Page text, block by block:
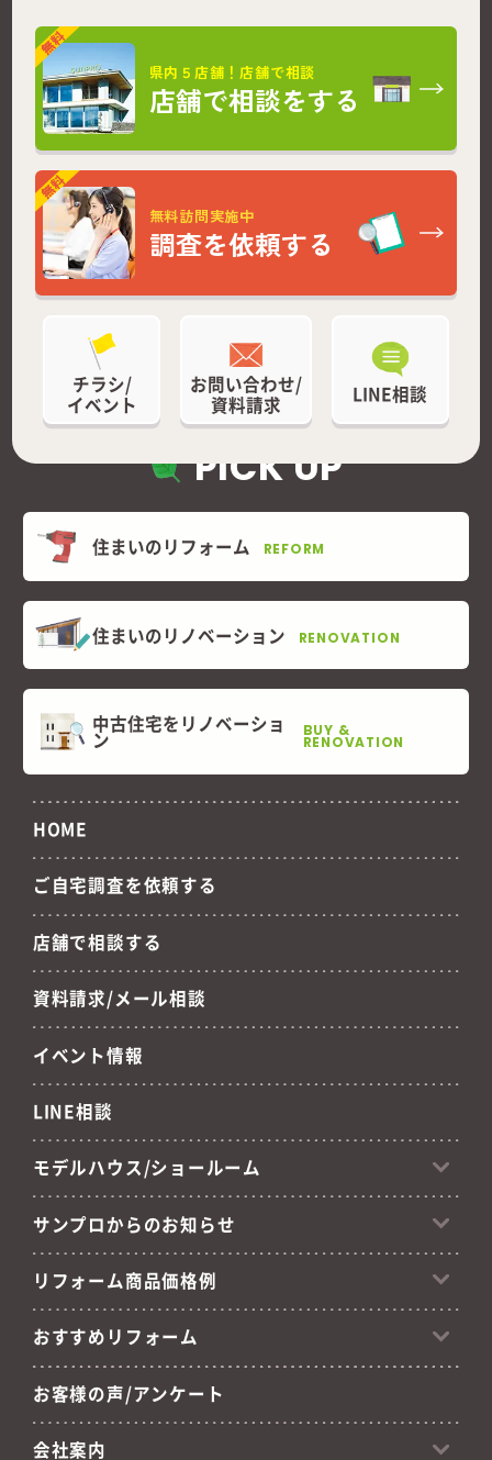
県内５店舗！店舗で相談
店舗で相談をする
無料訪問実施中
調査を依頼する
チラシ/
イベント
お問い合わせ/
資料請求
LINE相談
PICK UP
住まいのリフォーム REFORM
住まいのリノベーション RENOVATION
中古住宅をリノベーショ
ン BUY &
RENOVATION
HOME
ご自宅調査を依頼する
店舗で相談する
資料請求/メール相談
イベント情報
LINE相談
モデルハウス/ショールーム
サンプロからのお知らせ
リフォーム商品価格例
おすすめリフォーム
お客様の声/アンケート
会社案内